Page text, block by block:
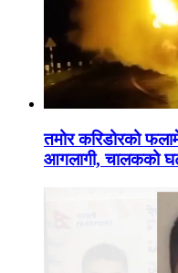
तमोर करिडोरको
आगलागी, चालकको